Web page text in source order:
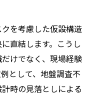
活かしたスキル
コンサルタントが
設コンサルタント
を考慮した仮設構造
直結します。こうし
けでなく、現場経験
として、地盤調査不
時の見落としによる